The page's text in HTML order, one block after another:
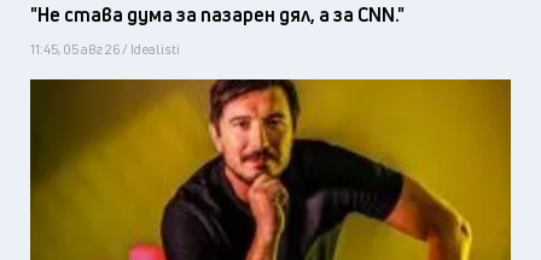
"Не става дума за пазарен дял, а за CNN."
11:45, 05 авг 26 / Idealisti